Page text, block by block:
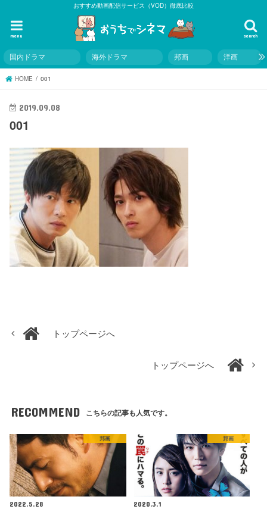
おすすめ動画配信サービス（VOD）徹底比較
search
menu
国内ドラマ 海外ドラマ 邦画 洋画
HOME 001
2019.09.08
001
トップページへ
トップページへ
RECOMMEND こちらの記事も人気です。
邦画
2022.5.28
邦画
2020.3.1